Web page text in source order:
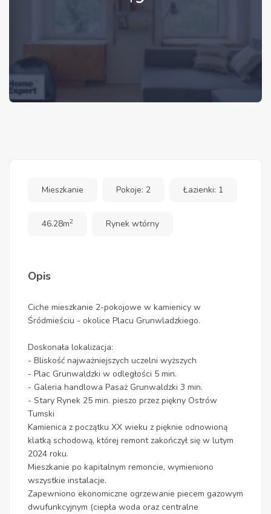
Mieszkanie Pokoje: 2 Łazienki: 1
46.28m2 Rynek wtórny
Opis
Ciche mieszkanie 2-pokojowe w kamienicy w
Śródmieściu - okolice Placu Grunwladzkiego.
Doskonała lokalizacja:
- Bliskość najważniejszych uczelni wyższych
- Plac Grunwaldzki w odległości 5 min.
- Galeria handlowa Pasaż Grunwaldzki 3 min.
- Stary Rynek 25 min. pieszo przez piękny Ostrów
Tumski
Kamienica z początku XX wieku z pięknie odnowioną
klatką schodową, której remont zakończył się w lutym
2024 roku.
Mieszkanie po kapitalnym remoncie, wymieniono
wszystkie instalacje.
Zapewniono ekonomiczne ogrzewanie piecem gazowym
dwufunkcyjnym (ciepła woda oraz centralne